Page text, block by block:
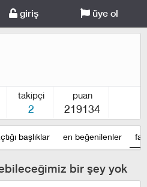
giriş üye ol
takipçi
2
puan
219134
başlıklar en beğenilenler
bir şey yok